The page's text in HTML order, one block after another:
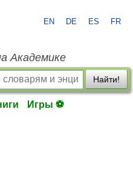
EN DE ES FR
Академике
Найти!
Игры ⚽